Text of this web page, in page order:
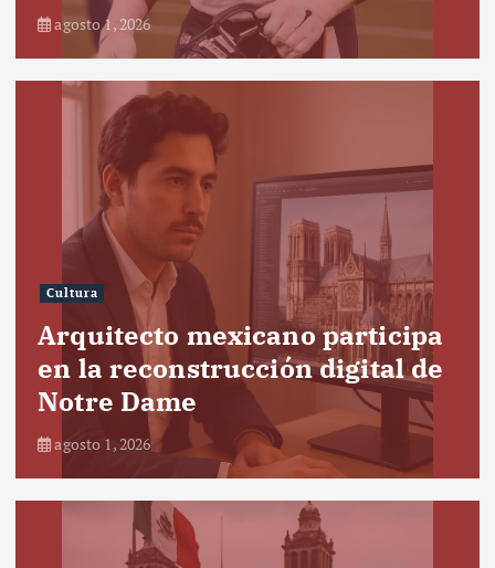
agosto 1, 2026
Cultura
Arquitecto mexicano participa
en la reconstrucción digital de
Notre Dame
agosto 1, 2026